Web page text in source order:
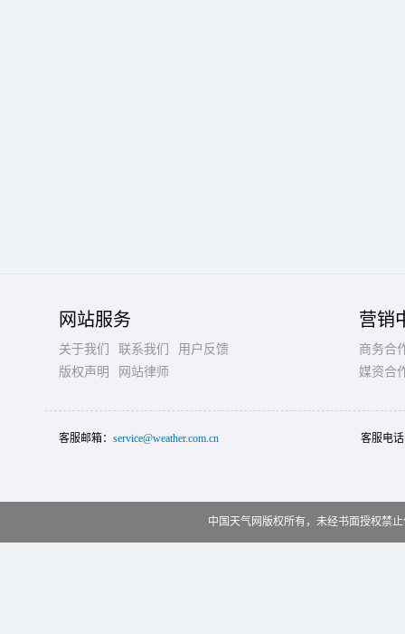
网站服务
关于我们 联系我们
用户反馈
版权声明
网站律师
营销
商务合
媒资合
客服邮箱： service@weather.com.cn 客服电
中国天气网版权所有，未经书面授权